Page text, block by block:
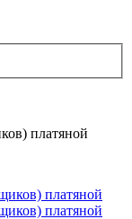
платяной